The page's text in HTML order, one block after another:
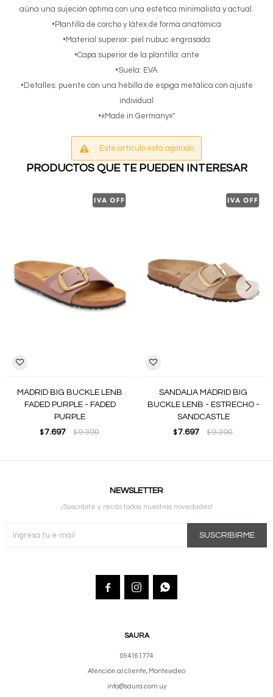
aúna una sujeción óptima con una estética minimalista y actual.
•Plantilla de corcho y látex de forma anatómica
•Material superior: piel nubuc engrasada
•Capa superior de la plantilla: ante
•Suela: EVA
•Detalles: puente con una hebilla de espiga metálica con ajuste
individual
•«Made in Germany»"
Este artículo está agotado.
PRODUCTOS QUE TE PUEDEN INTERESAR
MADRID BIG BUCKLE LENB
FADED PURPLE - FADED
PURPLE
$7.697 $9.390
SANDALIA MADRID BIG
BUCKLE LENB - ESTRECHO -
SANDCASTLE
$7.697 $9.390
SAURA
094161774
Atención al cliente, Montevideo
info@saura.com.uy
NEWSLETTER
¡Suscribite y recibí todas nuestras novedades!
SUSCRIBIRME
  